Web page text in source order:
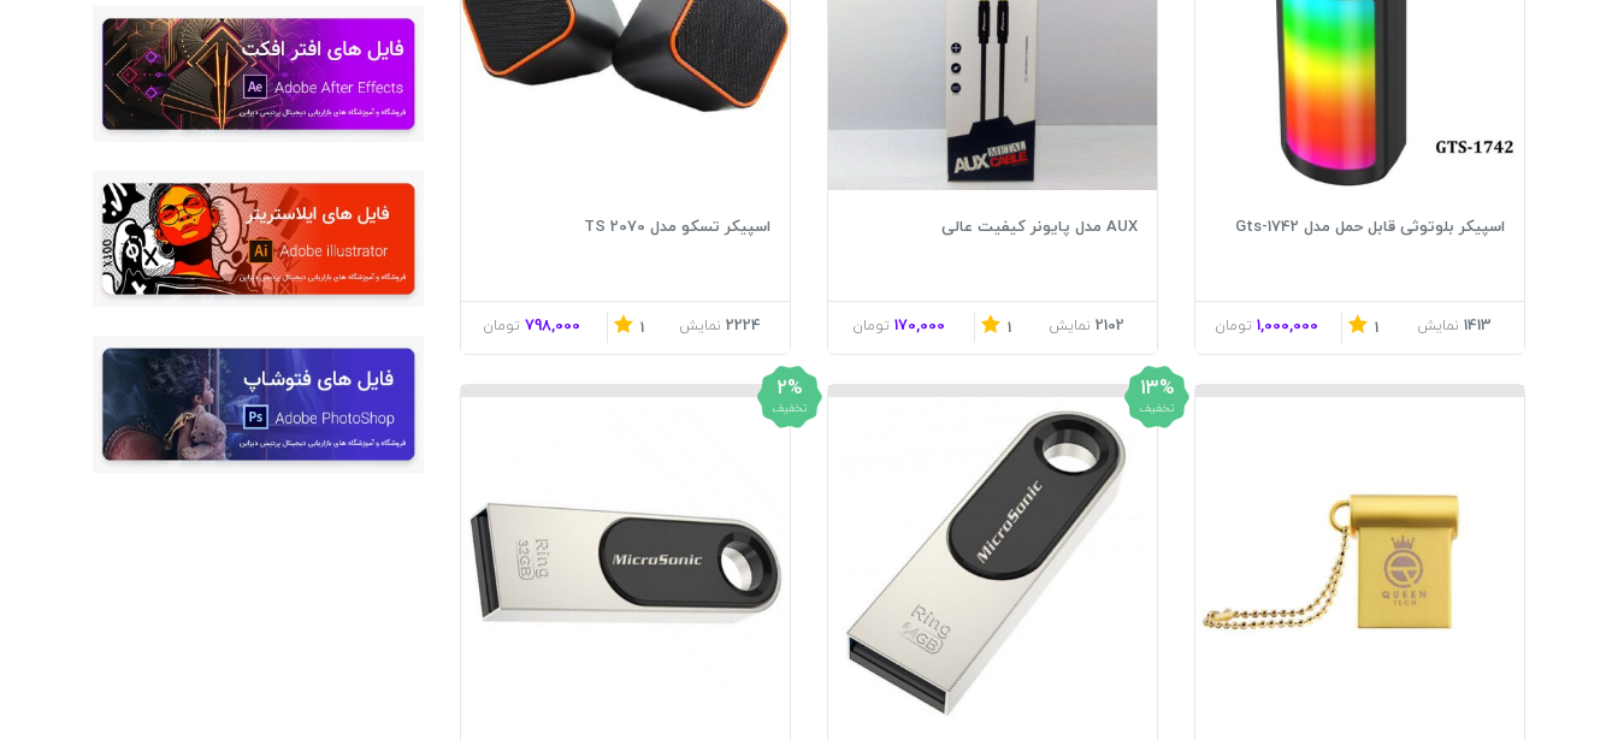
اسپیکر بلوتوثی قابل حمل مدل Gts-1742
1413 نمایش 1
1,000,000 تومان
AUX مدل پایونر کیفیت عالی
2102 نمایش 1
170,000 تومان
اسپیکر تسکو مدل TS 2070
2224 نمایش 1
798,000 تومان
13%
تخفیف
2%
تخفیف